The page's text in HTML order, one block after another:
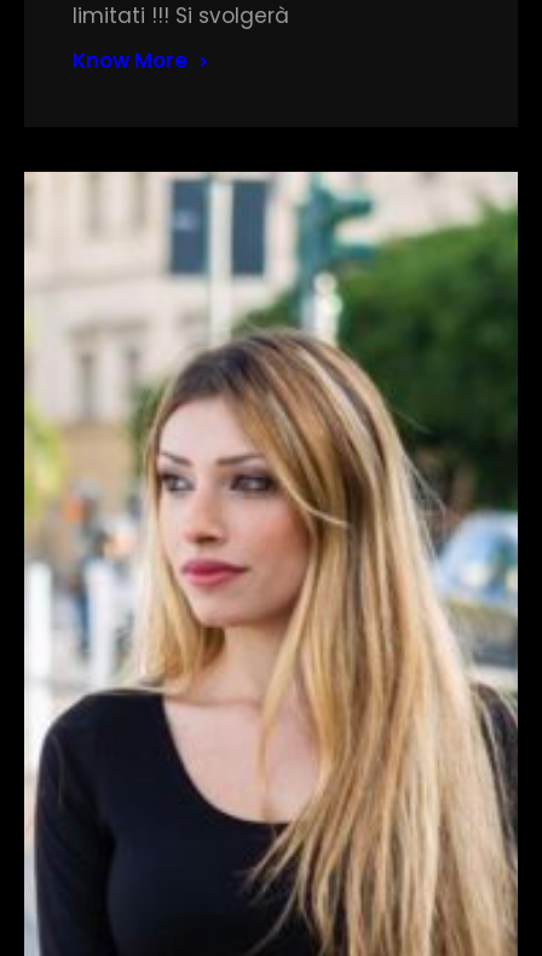
limitati !!! Si svolgerà
Know More